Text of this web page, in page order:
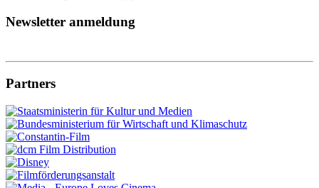
Newsletter anmeldung
Partners